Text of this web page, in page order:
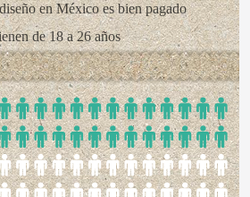
en México es bien pagado
de 18 a 26 años